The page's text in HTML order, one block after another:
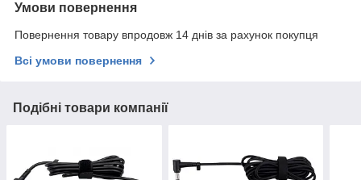
Умови повернення
Повернення товару впродовж 14 днів за рахунок покупця
Всі умови повернення
Подібні товари компанії